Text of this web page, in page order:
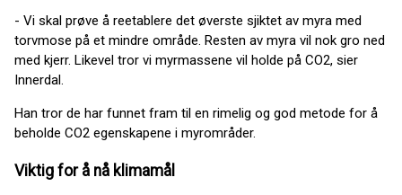
- Vi skal prøve å reetablere det øverste sjiktet av myra med
torvmose på et mindre område. Resten av myra vil nok gro ned
med kjerr. Likevel tror vi myrmassene vil holde på CO2, sier
Innerdal.
Han tror de har funnet fram til en rimelig og god metode for å
beholde CO2 egenskapene i myrområder.
Viktig for å nå klimamål